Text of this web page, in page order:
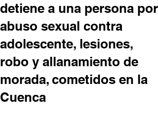
detiene a una persona por
abuso sexual contra
adolescente, lesiones,
robo y allanamiento de
morada, cometidos en la
Cuenca